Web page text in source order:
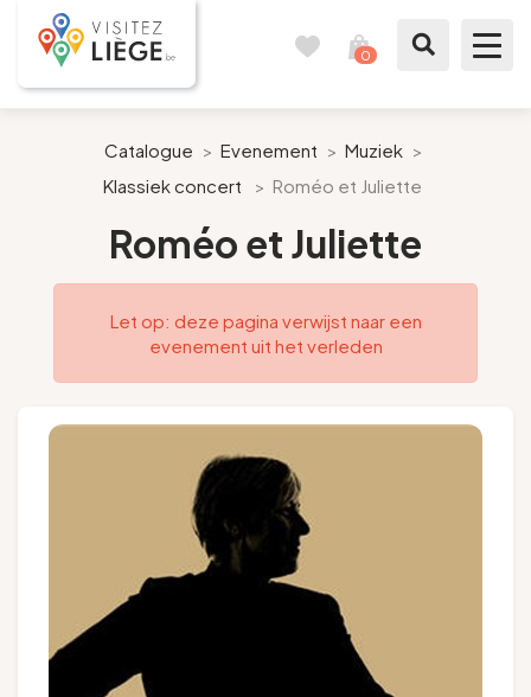
0
Inspiraties
Bereid mijn verblijf voor
Onze suggesties
Pays de Liège
Groepen en touroperators
Catalogue > Evenement > Muziek >
Klassiek concert
> Roméo et Juliette
Roméo et Juliette
Let op: deze pagina verwijst naar een
evenement uit het verleden